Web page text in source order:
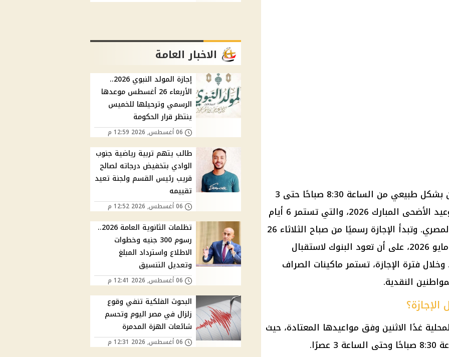
بشكل طبيعي من الساعة
8:30 صباحًا حتى 3
وعيد الأضحى المبارك 2026، والتي تستمر 6 أيام
. وتبدأ الإجازة رسميًا من صباح الثلاثاء 26
مايو 2026
، على أن تعود البنوك لاستقبال
الإجازة، تستمرماكينات الصراف
النقدية.
غدًا الاثنين وفق مواعيدها المعتادة، حيث
الاخبار العامة
إجازة المولد النبوي 2026..
الأربعاء 26 أغسطس موعدها
الرسمي وترحيلها للخميس
ينتظر قرار الحكومة
06 أغسطس, 2026 12:59 م
طالب يتهم تربية رياضية جنوب
الوادي بتخفيض درجاته لصالح
قريب رئيس القسم ولجنة تعيد
تقييمه
06 أغسطس, 2026 12:52 م
تظلمات الثانوية العامة 2026..
رسوم 300 جنيه وخطوات
الاطلاع واسترداد المبلغ
وتعديل التنسيق
06 أغسطس, 2026 12:41 م
البحوث الفلكية تنفي وقوع
زلزال في مصر اليوم وتحسم
شائعات الهزة المدمرة
06 أغسطس, 2026 12:31 م